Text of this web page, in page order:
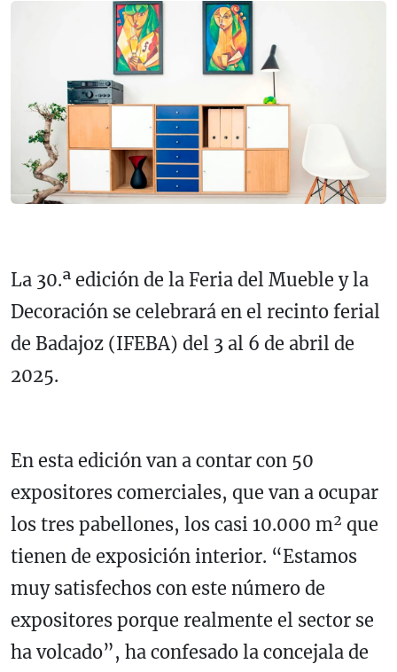
La 30.ª edición de la Feria del Mueble y la
Decoración se celebrará en el recinto ferial
de Badajoz (IFEBA) del 3 al 6 de abril de
2025.
En esta edición van a contar con 50
expositores comerciales, que van a ocupar
los tres pabellones, los casi 10.000 m² que
tienen de exposición interior. “Estamos
muy satisfechos con este número de
expositores porque realmente el sector se
ha volcado”, ha confesado la concejala de